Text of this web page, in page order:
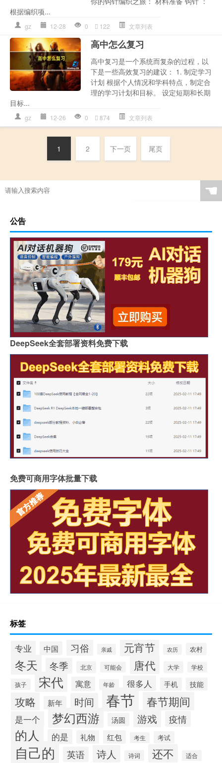
根据编织项...
gz 12-28 0 122 文章列表
高中怎么复习
高中复习是一个系统而复杂的过程，以
下是一些高效复习的建议： 1. 制定学习
计划 根据个人情况和学科特点，制定合
理的学习计划和目标。 设定短期和长期
目标...
gz 12-26 0 874 文章列表
1 2 下一页 尾页
☚
公告
DeepSeek全套部署资料免费下载
免费可商用字体批量下载
标签
专业 中国 习俗 亲戚 元宵节 农历 农村
冬天 冬季 北京 可能会 唐代 大学 学校
孩子 宋代 寓意 年龄 很多人 手机 技能
攻略 新年 时间 春节 春节期间
是一个 梦幻西游 汤圆 游戏 疫情
的人 的是 礼物 红包 考生 考试
自己的 英语 诗人 诗词 还不 适合